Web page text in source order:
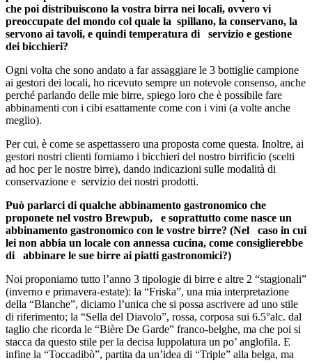
che poi distribuiscono la vostra birra nei locali, ovvero vi
preoccupate del mondo col quale la spillano, la conservano, la
servono ai tavoli, e quindi temperatura di servizio e gestione
dei bicchieri?
Ogni volta che sono andato a far assaggiare le 3 bottiglie campione
ai gestori dei locali, ho ricevuto sempre un notevole consenso, anche
perché parlando delle mie birre, spiego loro che è possibile fare
abbinamenti con i cibi esattamente come con i vini (a volte anche
meglio).
Per cui, è come se aspettassero una proposta come questa. Inoltre, ai
gestori nostri clienti forniamo i bicchieri del nostro birrificio (scelti
ad hoc per le nostre birre), dando indicazioni sulle modalità di
conservazione e servizio dei nostri prodotti.
Può parlarci di qualche abbinamento gastronomico che
proponete nel vostro Brewpub, e soprattutto come nasce un
abbinamento gastronomico con le vostre birre? (Nel caso in cui
lei non abbia un locale con annessa cucina, come consiglierebbe
di abbinare le sue birre ai piatti gastronomici?)
Noi proponiamo tutto l’anno 3 tipologie di birre e altre 2 “stagionali”
(inverno e primavera-estate): la “Friska”, una mia interpretazione
della “Blanche”, diciamo l’unica che si possa ascrivere ad uno stile
di riferimento; la “Sella del Diavolo”, rossa, corposa sui 6.5°alc. dal
taglio che ricorda le “Bière De Garde” franco-belghe, ma che poi si
stacca da questo stile per la decisa luppolatura un po’ anglofila. E
infine la “Toccadibò”, partita da un’idea di “Triple” alla belga, ma